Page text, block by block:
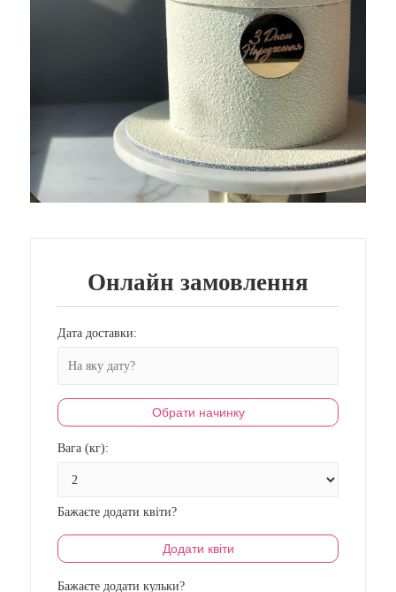
Онлайн замовлення
Дата доставки:
Обрати начинку
Вага (кг):
Бажаєте додати квіти?
Додати квіти
Бажаєте додати кульки?